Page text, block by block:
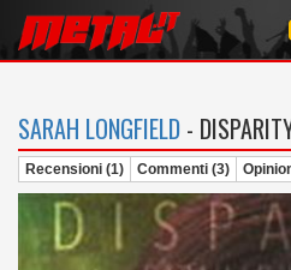
SARAH LONGFIELD -
Recensioni (1) Commenti (3)